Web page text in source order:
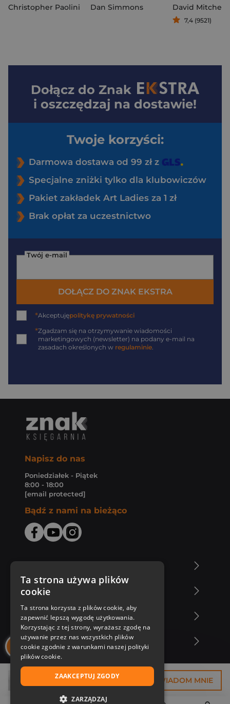
36,75 zł POWIADOM MNIE
Christopher Paolini
Dan Simmons
David Mitchell
7,4 (9521)
Dołącz do Znak
i oszczędzaj na dostawie!
Twoje korzyści:
Darmowa dostawa od 99 zł z
Specjalne zniżki tylko dla klubowiczów
Pakiet zakładek Art Ladies za 1 zł
Brak opłat za uczestnictwo
Twój e-mail
DOŁĄCZ DO ZNAK EKSTRA
*Akceptujępolitykę prywatności
*Zgadzam się na otrzymywanie wiadomości
marketingowych (newsletter) na podany e-mail na
zasadach określonych w regulaminie
Napisz do nas
Poniedziałek - Piątek
8:00 - 18:00
[email protected]
Bądź z nami na bieżąco
Zakupy u nas
Nasza oferta
Nasi autorzy
Ta strona używa plików
cookie
Ta strona korzysta z plików cookie, aby
zapewnić lepszą wygodę użytkowania.
Korzystając z tej strony, wyrażasz zgodę na
używanie przez nas wszystkich plików
cookie zgodnie z warunkami naszej polityki
plików cookie.
ZAAKCEPTUJ ZGODY
ZARZĄDZAJ